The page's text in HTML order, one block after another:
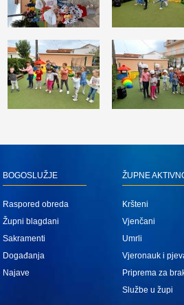
BOGOSLUŽJE
Raspored obreda
Župni blagdani
Sakramenti
Događanja
Najave
ŽUPNE
Kršteni
Vjenčani
Umrli
Vjeronauk i
Priprema za
Službe u župi